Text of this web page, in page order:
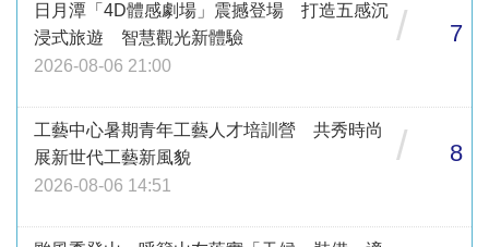
日月潭「4D體感劇場」震撼登場 打造五感沉
浸式旅遊 智慧觀光新體驗
2026-08-06 21:00
/ 7
工藝中心暑期青年工藝人才培訓營 共秀時尚
展新世代工藝新風貌
2026-08-06 14:51
/ 8